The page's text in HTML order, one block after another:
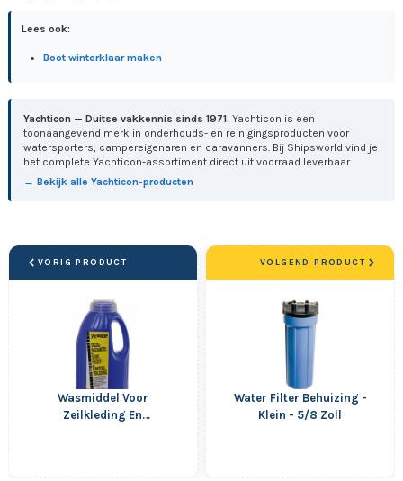
Lees ook:
Boot winterklaar maken
Yachticon — Duitse vakkennis sinds 1971. Yachticon is een
toonaangevend merk in onderhouds- en reinigingsproducten voor
watersporters, campereigenaren en caravanners. Bij Shipsworld vind je
het complete Yachticon-assortiment direct uit voorraad leverbaar.
→ Bekijk alle Yachticon-producten
VORIG PRODUCT
Wasmiddel Voor
Zeilkleding En
Water Filter Behuizing -
Klein - 5/8 Zoll
VOLGEND PRODUCT